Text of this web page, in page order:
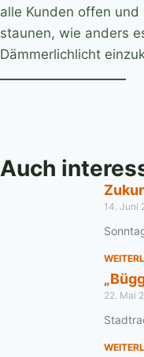
alle Kunden offen
staunen, wie anders
Dämmerlichlicht
Auch
14. Juni
22. Mai